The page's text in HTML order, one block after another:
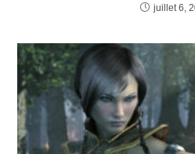
juillet 6,